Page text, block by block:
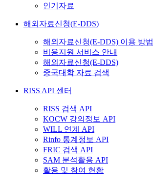
인기자료
해외자료신청(E-DDS)
해외자료신청(E-DDS) 이용 방법
비용지원 서비스 안내
해외자료신청(E-DDS)
중국대학 자료 검색
RISS API 센터
RISS 검색 API
KOCW 강의정보 API
WILL 연계 API
Rinfo 통계정보 API
FRIC 검색 API
SAM 분석활용 API
활용 및 참여 현황